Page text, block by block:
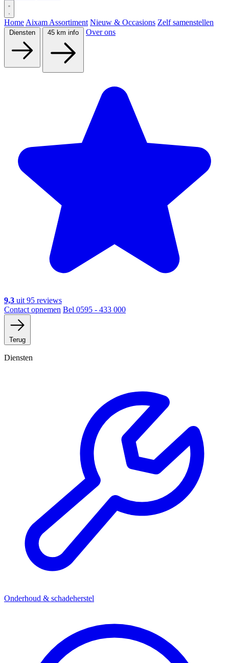
Home Aixam Assortiment Nieuw & Occasions Zelf samenstellen
Over ons
9,3 uit 95 reviews
Contact opnemen Bel 0595 - 433 000
Terug
Diensten
Onderhoud & schadeherstel